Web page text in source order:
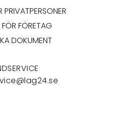
PRIVATPERSONER
FÖRETAG
DOKUMENT